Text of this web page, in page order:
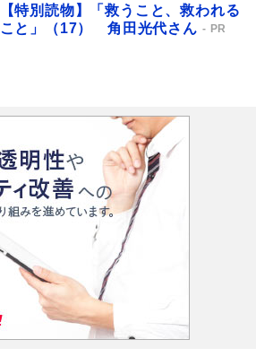
【特別読物】「救うこと、救われる
こと」（17） 角田光代さん
PR